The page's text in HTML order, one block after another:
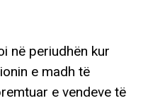
në periudhën kur
e madh të
e vendeve të